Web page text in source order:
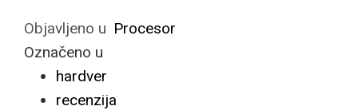
Objavljeno u Procesor
Označeno u
hardver
recenzija